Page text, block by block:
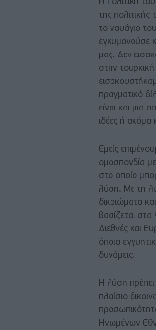
Η πολιτική
της
το ναυάγιο
εγκυμονούσε
μας. Δεν
στην
πραγματικό
είναι και μια
ιδέες ή ακόμα
Εμείς
ομοσπονδία
στο οποίο
λύση. Με τη
δικαιώματα
βασίζεται
Διεθνές και
όποια
δυνάμεις.
Η λύση πρέπει
πλαίσιο
Ηνωμένων